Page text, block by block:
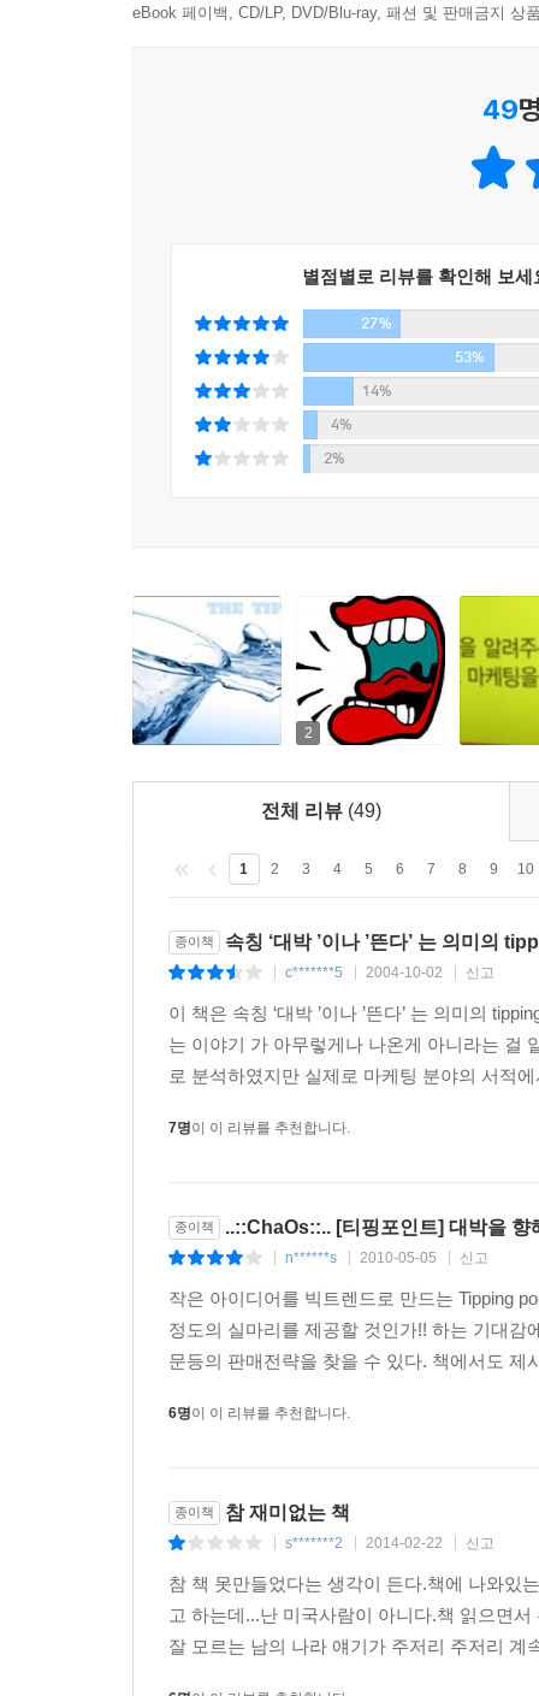
감염의 문제에서 메시지를 퍼뜨리는 사람도 중
단순한 변화들은 그 정보가 얼마나 고착적인지
유행하게 된 것도 이스트 빌리지 변두리에 사는
힘에서 강조하는 것은 어떤 행동을 따라하고자
▣ 사례로 보는 티핑 포인트
알려달라고 했다. 교회의 종이 울리고, 북소리가
식민지 민병대와 마주치게 되었으며 이 교전으로
* 여섯 단계만 건너면 모르는 사람이 없다.
- 밀그램은 실험을 통하여 ‘인간들이 어떻게 연결
주식 중개인의 손에 닿게 되었다. ‘여섯 단계 거
실험에서 특이한 점은 전달된 편지의 절반은 특
연결되는 것이 아니라 특별한 소수의 사람들을 통
eBook 페이백, CD/LP, DVD/Blu-ray, 패션 및 판매금지 상
49
별점별로 리뷰를 확인해 보세
27%
53%
14%
4%
2%
2
전체 리뷰 (49)
1 2 3 4 5 6 7 8 9 10
종이책 속칭 ‘대박 ’이나 ’뜬다’ 는 의미의
c*******5 2004-10-02 신고
이 책은 속칭 ‘대박 ’이나 ’뜬다’ 는 의미의
는 이야기 가 아무렇게나 나온게 아니라는 걸
로 분석하였지만 실제로 마케팅 분야의 서적
7명이 이 리뷰를 추천합니다.
종이책 ..::ChaOs::.. [티핑포인트] 대박을 향
n******s 2010-05-05 신고
작은 아이디어를 빅트렌드로 만드는 Tipping
정도의 실마리를 제공할 것인가!! 하는 기대
문등의 판매전략을 찾을 수 있다. 책에서도
6명이 이 리뷰를 추천합니다.
종이책 참 재미없는 책
s*******2 2014-02-22 신고
참 책 못만들었다는 생각이 든다.책에 나와있
고 하는데...난 미국사람이 아니다.책 읽으면
잘 모르는 남의 나라 얘기가 주저리 주저리